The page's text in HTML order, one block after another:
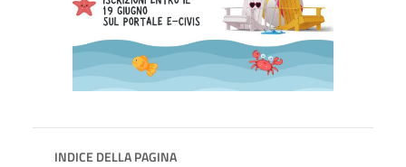
INDICE DELLA PAGINA